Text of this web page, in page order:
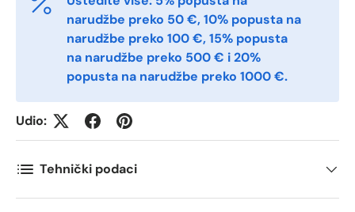
Telefon
Postnummer *
Antall
narudžbe preko 50 €, 10% popusta na
narudžbe preko 100 €, 15% popusta
na narudžbe preko 500 € i 20%
popusta na narudžbe preko 1000 €.
Udio:
Tehnički podaci